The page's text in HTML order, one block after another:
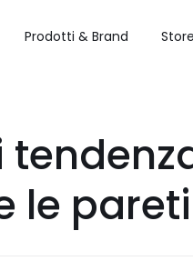
Prodotti & Brand Store
le